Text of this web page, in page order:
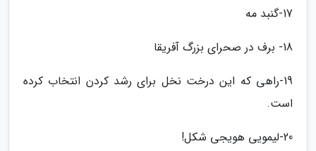
17-گنبد مه
18- برف در صحرای بزرگ آفریقا
19-راهی که این درخت نخل برای رشد کردن انتخاب کرده
است.
20-لیمویی هویجی شکل!